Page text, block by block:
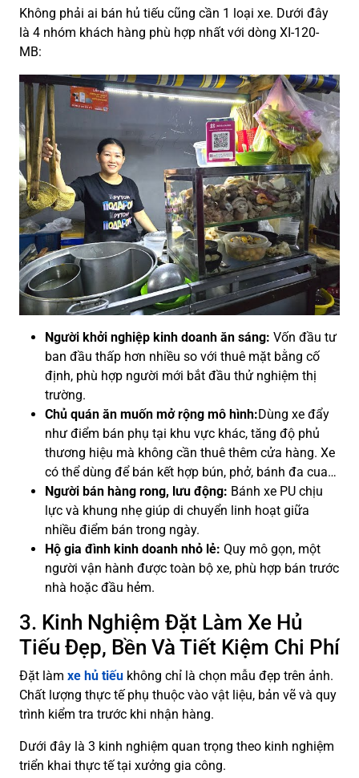
Không phải ai bán hủ tiếu cũng cần 1 loại xe. Dưới đây
là 4 nhóm khách hàng phù hợp nhất với dòng XI-120-
MB:
Người khởi nghiệp kinh doanh ăn sáng: Vốn đầu tư
ban đầu thấp hơn nhiều so với thuê mặt bằng cố
định, phù hợp người mới bắt đầu thử nghiệm thị
trường.
Chủ quán ăn muốn mở rộng mô hình:Dùng xe đẩy
như điểm bán phụ tại khu vực khác, tăng độ phủ
thương hiệu mà không cần thuê thêm cửa hàng. Xe
có thể dùng để bán kết hợp bún, phở, bánh đa cua…
Người bán hàng rong, lưu động: Bánh xe PU chịu
lực và khung nhẹ giúp di chuyển linh hoạt giữa
nhiều điểm bán trong ngày.
Hộ gia đình kinh doanh nhỏ lẻ: Quy mô gọn, một
người vận hành được toàn bộ xe, phù hợp bán trước
nhà hoặc đầu hẻm.
3. Kinh Nghiệm Đặt Làm Xe Hủ
Tiếu Đẹp, Bền Và Tiết Kiệm Chi Phí
Đặt làm xe hủ tiếu không chỉ là chọn mẫu đẹp trên ảnh.
Chất lượng thực tế phụ thuộc vào vật liệu, bản vẽ và quy
trình kiểm tra trước khi nhận hàng.
Dưới đây là 3 kinh nghiệm quan trọng theo kinh nghiệm
triển khai thực tế tại xưởng gia công.